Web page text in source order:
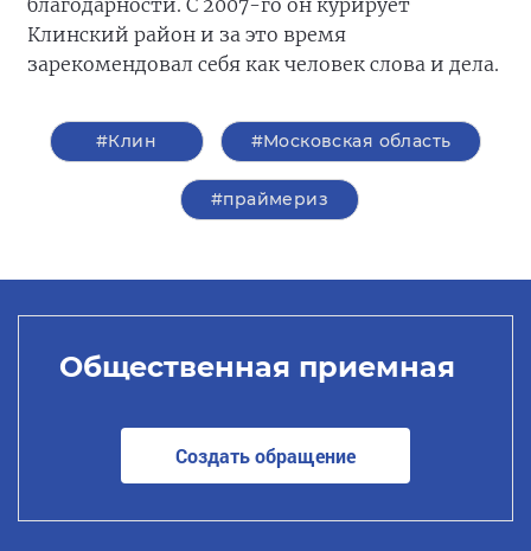
Клинский район и за это время
зарекомендовал себя как человек слова и дела.
#Клин #Московская область
#праймериз
Общественная приемная
Создать обращение